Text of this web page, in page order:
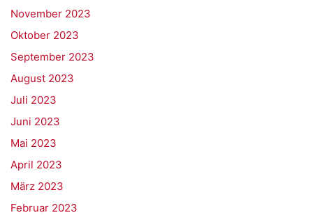
November 2023
Oktober 2023
September 2023
August 2023
Juli 2023
Juni 2023
Mai 2023
April 2023
März 2023
Februar 2023